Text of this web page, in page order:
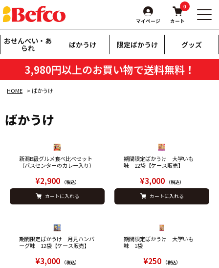
マイページ カート
0
おせんべい・あ
られ ばかうけ 限定ばかうけ グッズ
3,980円以上のお買い物で送料無料！
HOME ばかうけ
ばかうけ
新潟B級グルメ食べ比べセット
（バスセンターのカレー入り）
¥2,900 （税込）
カートに入れる
期間限定ばかうけ 大学いも
味 12袋【ケース販売】
¥3,000 （税込）
カートに入れる
期間限定ばかうけ 月見ハンバ
ーグ味 12袋【ケース販売】
¥3,000 （税込）
期間限定ばかうけ 大学いも
味 1袋
¥250 （税込）